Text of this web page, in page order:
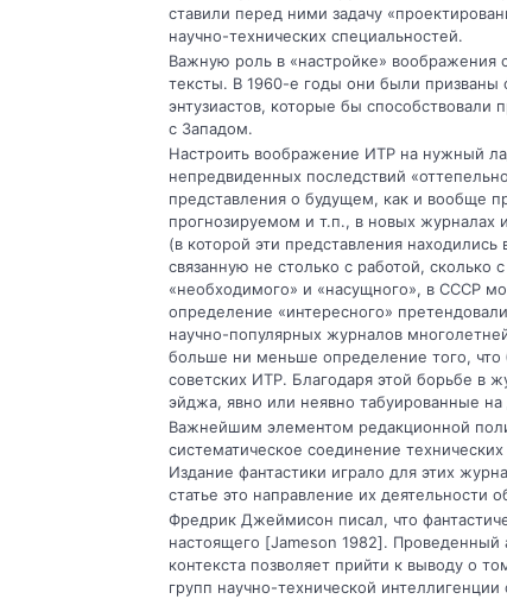
ставили перед ними задачу
научно-технических специальностей.
Важную роль в «настройке» воображения
тексты. В 1960-е годы они были
энтузиастов, которые бы
с Западом.
Настроить воображение ИТР на нужный
непредвиденных последствий
представления о будущем, как и вообще
прогнозируемом и т.п., в новых журналах
(в которой эти представления
связанную не столько с работой, сколько
«необходимого» и «насущного», в СССР
определение «интересного»
научно-популярных журналов
больше ни меньше определение того, что
советских ИТР. Благодаря этой борьбе в
эйджа, явно или неявно табуированные на
Важнейшим элементом редакционной
систематическое соединение
Издание фантастики играло для этих
статье это направление их деятельности
Фредрик Джеймисон писал, что
настоящего [Jameson 1982].
контекста позволяет прийти к выводу о
групп научно-технической